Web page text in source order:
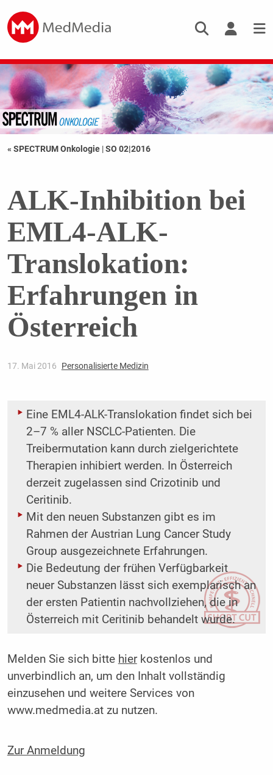
« SPECTRUM Onkologie |SO 02|2016
ALK-Inhibition bei
EML4-ALK-
Translokation:
Erfahrungen in
Österreich
17. Mai 2016 Personalisierte Medizin
Eine EML4-ALK-Translokation findet sich bei
2–7 % aller NSCLC-Patienten. Die
Treibermutation kann durch zielgerichtete
Therapien inhibiert werden. In Österreich
derzeit zugelassen sind Crizotinib und
Ceritinib.
Mit den neuen Substanzen gibt es im
Rahmen der Austrian Lung Cancer Study
Group ausgezeichnete Erfahrungen.
Die Bedeutung der frühen Verfügbarkeit
neuer Substanzen lässt sich exemplarisch an
der ersten Patientin nachvollziehen, die in
Österreich mit Ceritinib behandelt wurde.
Melden Sie sich bitte hierkostenlos und
unverbindlich an, um den Inhalt vollständig
einzusehen und weitere Services von
www.medmedia.at zu nutzen.
Zur Anmeldung